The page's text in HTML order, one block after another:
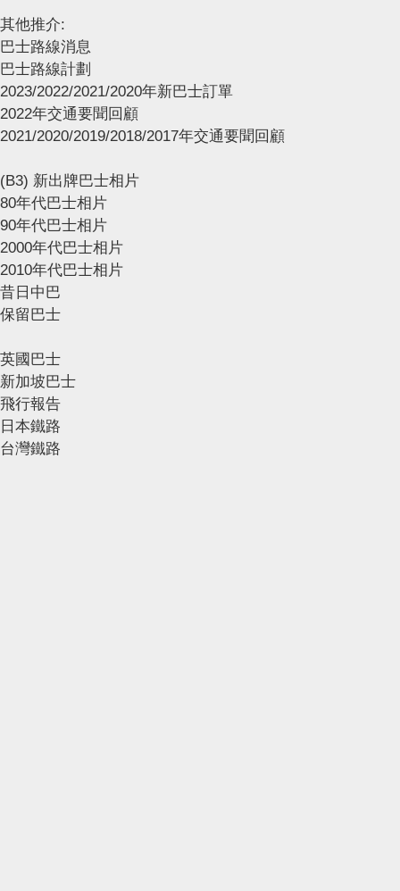
其他推介:
巴士路線消息
巴士路線計劃
2023/2022/2021/2020年新巴士訂單
2022年交通要聞回顧
2021/2020/2019/2018/2017年交通要聞回顧
(B3) 新出牌巴士相片
80年代巴士相片
90年代巴士相片
2000年代巴士相片
2010年代巴士相片
昔日中巴
保留巴士
英國巴士
新加坡巴士
飛行報告
日本鐵路
台灣鐵路